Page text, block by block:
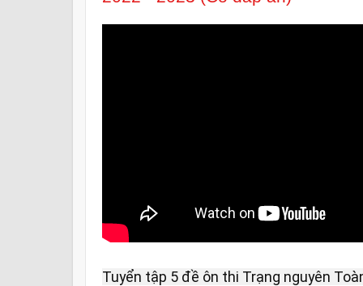
Tuyển tập 5 đề ôn thi Trạng nguyên